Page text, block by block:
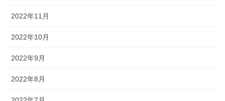
2022年11月
2022年10月
2022年9月
2022年8月